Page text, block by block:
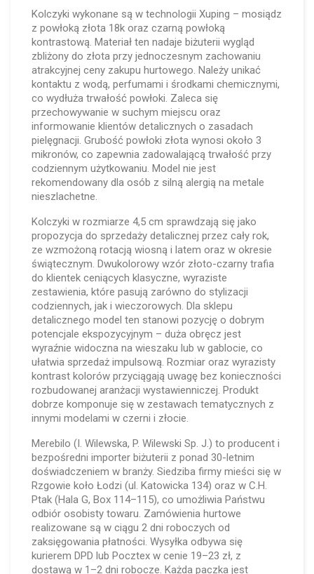
Kolczyki wykonane są w technologii Xuping – mosiądz
z powłoką złota 18k oraz czarną powłoką
kontrastową. Materiał ten nadaje biżuterii wygląd
zbliżony do złota przy jednoczesnym zachowaniu
atrakcyjnej ceny zakupu hurtowego. Należy unikać
kontaktu z wodą, perfumami i środkami chemicznymi,
co wydłuża trwałość powłoki. Zaleca się
przechowywanie w suchym miejscu oraz
informowanie klientów detalicznych o zasadach
pielęgnacji. Grubość powłoki złota wynosi około 3
mikronów, co zapewnia zadowalającą trwałość przy
codziennym użytkowaniu. Model nie jest
rekomendowany dla osób z silną alergią na metale
nieszlachetne.
Kolczyki w rozmiarze 4,5 cm sprawdzają się jako
propozycja do sprzedaży detalicznej przez cały rok,
ze wzmożoną rotacją wiosną i latem oraz w okresie
świątecznym. Dwukolorowy wzór złoto-czarny trafia
do klientek ceniących klasyczne, wyraziste
zestawienia, które pasują zarówno do stylizacji
codziennych, jak i wieczorowych. Dla sklepu
detalicznego model ten stanowi pozycję o dobrym
potencjale ekspozycyjnym – duża obręcz jest
wyraźnie widoczna na wieszaku lub w gablocie, co
ułatwia sprzedaż impulsową. Rozmiar oraz wyrazisty
kontrast kolorów przyciągają uwagę bez konieczności
rozbudowanej aranżacji wystawienniczej. Produkt
dobrze komponuje się w zestawach tematycznych z
innymi modelami w czerni i złocie.
Merebilo (I. Wilewska, P. Wilewski Sp. J.) to producent i
bezpośredni importer biżuterii z ponad 30-letnim
doświadczeniem w branży. Siedziba firmy mieści się w
Rzgowie koło Łodzi (ul. Katowicka 134) oraz w C.H.
Ptak (Hala G, Box 114–115), co umożliwia Państwu
odbiór osobisty towaru. Zamówienia hurtowe
realizowane są w ciągu 2 dni roboczych od
zaksięgowania płatności. Wysyłka odbywa się
kurierem DPD lub Pocztex w cenie 19–23 zł, z
dostawą w 1–2 dni robocze. Każda paczka jest